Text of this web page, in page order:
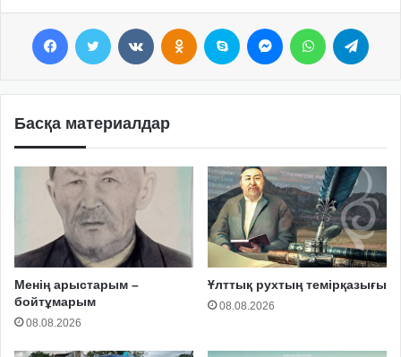
Басқа материалдар
Менің арыстарым –
бойтұмарым
08.08.2026
Ұлттық рухтың темірқазығы
08.08.2026